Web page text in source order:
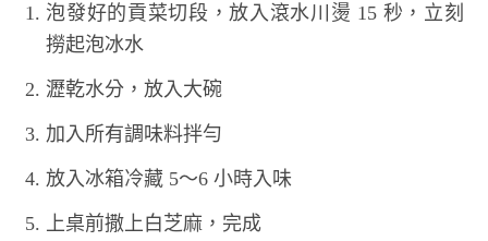
泡發好的貢菜切段，放入滾水川燙 15 秒，立刻
撈起泡冰水
瀝乾水分，放入大碗
加入所有調味料拌勻
放入冰箱冷藏 5～6 小時入味
上桌前撒上白芝麻，完成